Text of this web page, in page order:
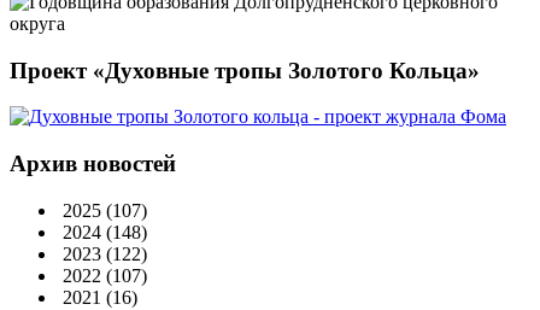
Проект «Духовные тропы Золотого Кольца»
Архив новостей
2025 (107)
2024 (148)
2023 (122)
2022 (107)
2021 (16)